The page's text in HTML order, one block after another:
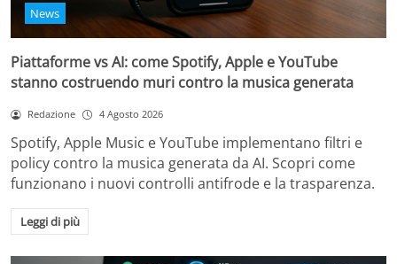
News
Piattaforme vs AI: come Spotify, Apple e YouTube
stanno costruendo muri contro la musica generata
Redazione 4 Agosto 2026
Spotify, Apple Music e YouTube implementano filtri e
policy contro la musica generata da AI. Scopri come
funzionano i nuovi controlli antifrode e la trasparenza.
Leggi di più